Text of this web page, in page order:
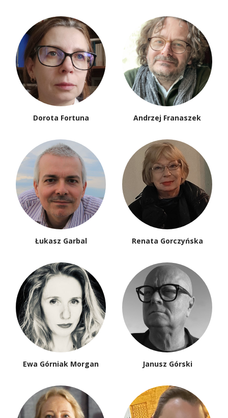
Dorota Fortuna Andrzej Franaszek
Łukasz Garbal Renata Gorczyńska
Ewa Górniak Morgan Janusz Górski